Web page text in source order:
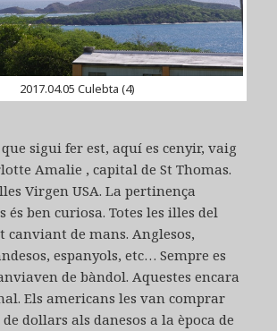
2017.04.05 Culebta (4)
sigui fer est, aquí es cenyir, vaig
Amalie , capital de St Thomas.
Virgen USA. La pertinença
és ben curiosa. Totes les illes del
canviant de mans. Anglesos,
espanyols, etc… Sempre es
de bàndol. Aquestes encara
Els americans les van comprar
dollars als danesos a la època de